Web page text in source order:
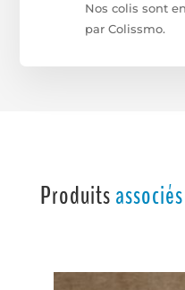
Nos colis sont
par Colissmo.
Produitsassociés